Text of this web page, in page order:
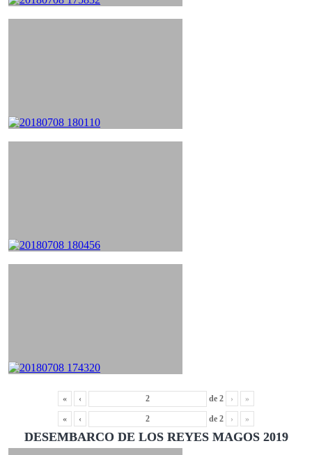
« ‹ de 2 › »
« ‹ de 2 › »
DESEMBARCO DE LOS REYES MAGOS 2019